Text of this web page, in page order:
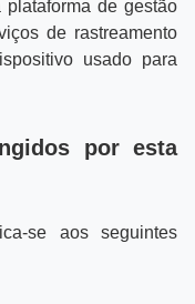
de gestão
de rastreamento
usado para
por esta
se aos seguintes